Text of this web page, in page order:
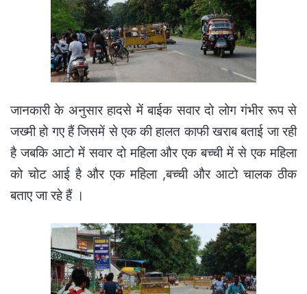
जानकारी के अनुसार हादसे में बाईक सवार दो लोग गंभीर रूप से
जख्मी हो गए हैं जिसमें से एक की हालत काफी खराब बताई जा रही
है जबकि आटो में सवार दो महिला और एक बच्ची में से एक महिला
को चोट आई है और एक महिला ,बच्ची और आटो चालक ठीक
बताए जा रहे हैं ।